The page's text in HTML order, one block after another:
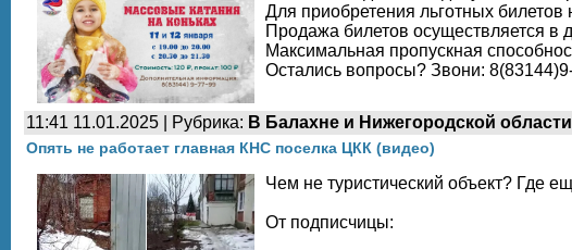
Для приобретения льготных
Продажа билетов осуществляется в
Максимальная пропускная
Остались вопросы? Звони:
11:41 11.01.2025 | Рубрика: В Балахне и Нижегородской области
Опять не работает главная КНС поселка ЦКК (видео)
Чем не туристический объект? Где
От подписчицы: